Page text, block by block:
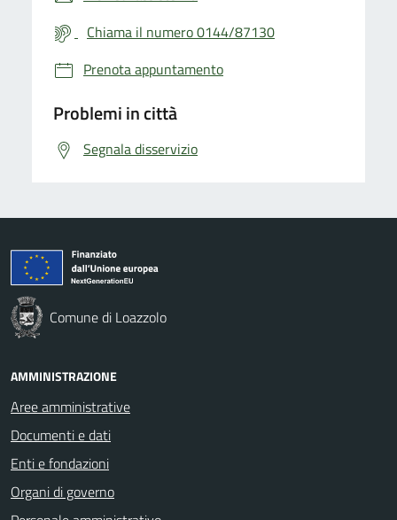
Chiama il numero 0144/87130
Prenota appuntamento
Problemi in città
Segnala disservizio
Comune di Loazzolo
AMMINISTRAZIONE
Aree amministrative
Documenti e dati
Enti e fondazioni
Organi di governo